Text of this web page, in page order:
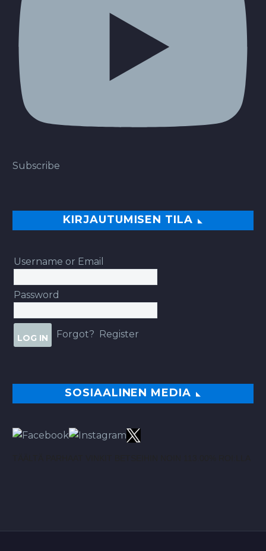
Subscribe
KIRJAUTUMISEN TILA
Username or Email
Password
Forgot? Register
SOSIAALINEN MEDIA